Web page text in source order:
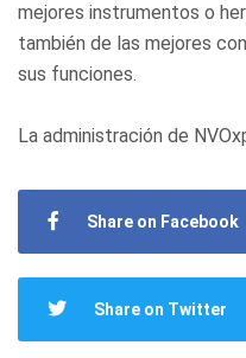
mejores instrumentos o
también de las mejores
sus funciones.
La administración de
Share on Facebook
Share on Twitter